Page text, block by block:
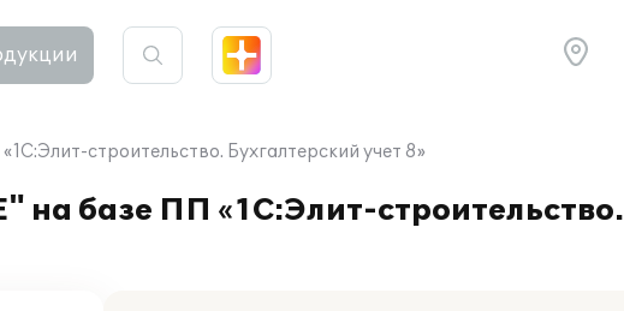
строительство. Бухгалтерский учет 8»
базе ПП «1C:Элит-строительство.